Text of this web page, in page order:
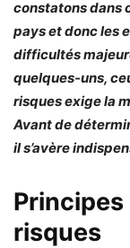
constatons dans
pays et donc les
difficultés
quelques-uns,
risques exige la
Avant de
il s’avère
Principes
risques